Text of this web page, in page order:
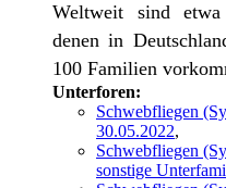
Weltweit sind
denen in
100 Familien
Unterforen:
Schwebfliegen
30.05.2022,
Schwebfliegen
sonstige